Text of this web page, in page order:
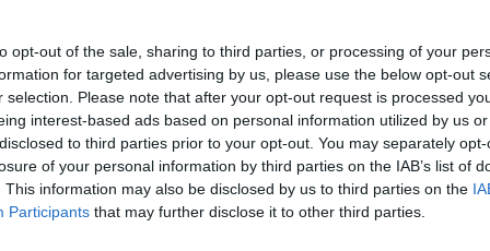
opt-out of the sale, sharing to third parties, or processing of your
for targeted advertising by us, please use the below opt-out
selection. Please note that after your opt-out request is processed
interest-based ads based on personal information utilized by us
to third parties prior to your opt-out. You may separately
of your personal information by third parties on the IAB’s list of
This information may also be disclosed by us to third parties on the
Participants that may further disclose it to other third parties.
Posizione
nella costa orientale della Sardegna, il campeggi...
(OG) - 139.6km
Sa Marina
Disponibilità